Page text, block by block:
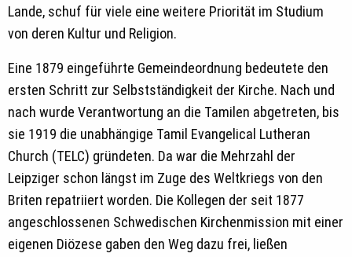
Lande, schuf für viele eine weitere Priorität im Studium
von deren Kultur und Religion.
Eine 1879 eingeführte Gemeindeordnung bedeutete den
ersten Schritt zur Selbstständigkeit der Kirche. Nach und
nach wurde Verantwortung an die Tamilen abgetreten, bis
sie 1919 die unabhängige Tamil Evangelical Lutheran
Church (TELC) gründeten. Da war die Mehrzahl der
Leipziger schon längst im Zuge des Weltkriegs von den
Briten repatriiert worden. Die Kollegen der seit 1877
angeschlossenen Schwedischen Kirchenmission mit einer
eigenen Diözese gaben den Weg dazu frei, ließen